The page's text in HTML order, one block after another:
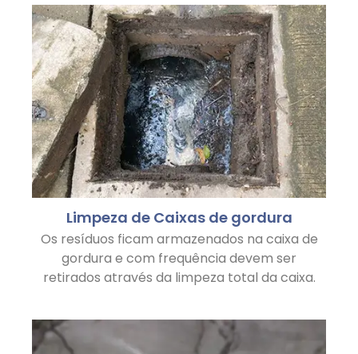
Limpeza de Caixas de gordura
Os resíduos ficam armazenados na caixa de
gordura e com frequência devem ser
retirados através da limpeza total da caixa.